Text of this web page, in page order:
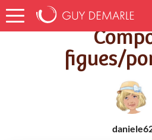
Accueil Recettes Compote
figues/